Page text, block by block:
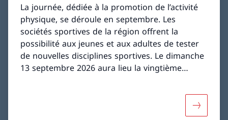
La journée, dédiée à la promotion de l’activité
physique, se déroule en septembre. Les
sociétés sportives de la région offrent la
possibilité aux jeunes et aux adultes de tester
de nouvelles disciplines sportives. Le dimanche
13 septembre 2026 aura lieu la vingtième